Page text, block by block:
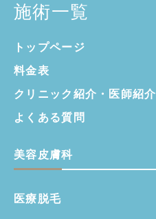
施術一覧
トップページ
料金表
クリニック紹介・ 医師紹介
よくある質問
美容皮膚科
医療脱毛